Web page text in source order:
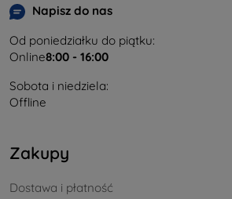
Napisz do nas
Od poniedziałku do piątku:
Online8:00 - 16:00
Sobota i niedziela:
Offline
Zakupy
Dostawa i płatność